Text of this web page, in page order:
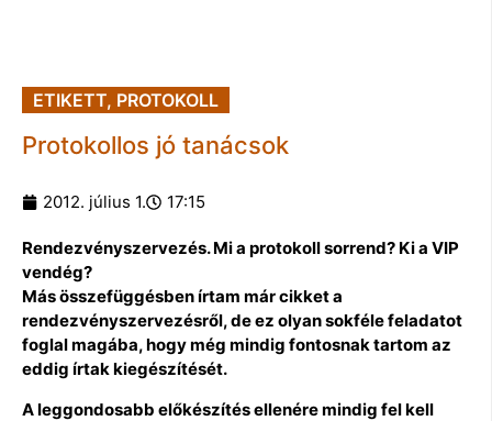
ETIKETT, PROTOKOLL
Protokollos jó tanácsok
2012. július 1. 17:15
Rendezvényszervezés. Mi a protokoll sorrend? Ki a VIP
vendég?
Más összefüggésben írtam már cikket a
rendezvényszervezésről, de ez olyan sokféle feladatot
foglal magába, hogy még mindig fontosnak tartom az
eddig írtak kiegészítését.
A leggondosabb előkészítés ellenére mindig fel kell